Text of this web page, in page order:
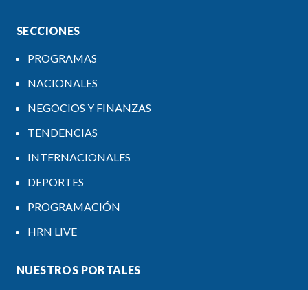
SECCIONES
PROGRAMAS
NACIONALES
NEGOCIOS Y FINANZAS
TENDENCIAS
INTERNACIONALES
DEPORTES
PROGRAMACIÓN
HRN LIVE
NUESTROS PORTALES